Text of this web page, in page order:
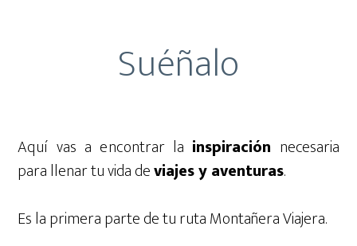
Suéñalo
Aquí vas a encontrar la inspiración necesaria
para llenar tu vida deviajes y aventuras.
Es la primera parte de tu ruta Montañera Viajera.